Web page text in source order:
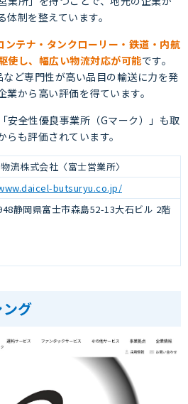
制を整えています。
ンテナ・タンクローリー・鉄道・内航
使し、幅広い物流対応が可能です。
ど専門性が高い品目の輸送に力を発
から高い評価を得ています。
安全性優良事業所（Gマーク）」も取
も評価されています。
流株式会社〈富士営業所〉
butsuryu.co.jp/
静岡県富士市森島52-13大石ビル 2階
グ